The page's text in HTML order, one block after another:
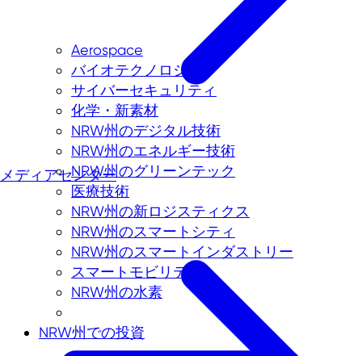
Aerospace
バイオテクノロジー
サイバーセキュリティ
化学・新素材
NRW州のデジタル技術
NRW州のエネルギー技術
NRW州のグリーンテック
医療技術
NRW州の新ロジスティクス
NRW州のスマートシティ
NRW州のスマートインダストリー
スマートモビリティ
NRW州の水素
NRW州での投資
メディアセンター